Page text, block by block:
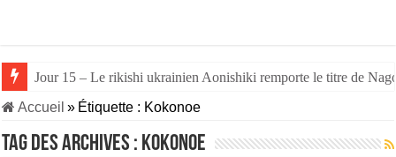
Jour 15 – Le rikishi ukrainien Aonishiki remporte le titre de
Accueil » Étiquette : Kokonoe
Tag des archives : Kokonoe